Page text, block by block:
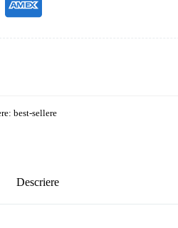
best-sellere
Descriere